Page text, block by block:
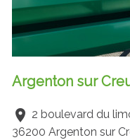
Argenton sur
2 boulevard du
36200 Argenton sur